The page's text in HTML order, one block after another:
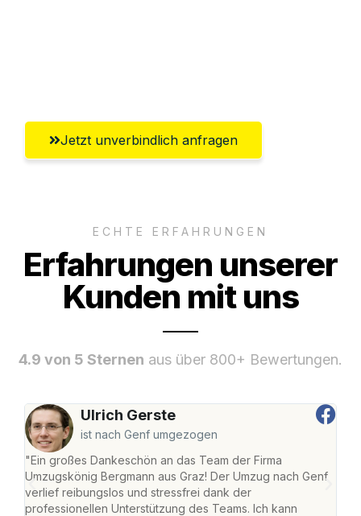
Jetzt unverbindlich anfragen
ECHTE ERFAHRUNGEN
Erfahrungen unserer
Kunden mit uns
4.9 von 5 Sternen aus über 800+ Bewertungen.
Ulrich Gerste
ist nach Genf umgezogen
"Ein großes Dankeschön an das Team der Firma
Umzugskönig Bergmann aus Graz! Der Umzug nach Genf
verlief reibungslos und stressfrei dank der
professionellen Unterstützung des Teams. Ich kann